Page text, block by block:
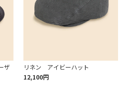
ザ
リネン アイビーハット
12,100円